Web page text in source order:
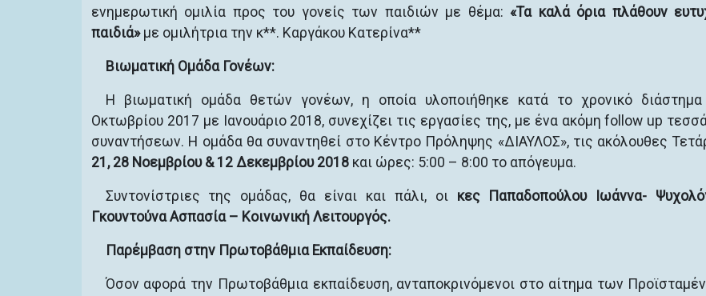
ενημερωτική ομιλία προς του γονείς των παιδιών με θέμα:«Τα καλά όρια πλάθουν
παιδιά»με ομιλήτρια την κ**. Καργάκου Κατερίνα**
Βιωματική Ομάδα Γονέων:
Η βιωματική ομάδα θετών γονέων, η οποία υλοποιήθηκε κατά το χρονικό διάστημα
Οκτωβρίου 2017 με Ιανουάριο 2018, συνεχίζει τις εργασίες της, με ένα ακόμη follow up
συναντήσεων. Η ομάδα θα συναντηθεί στο Κέντρο Πρόληψης «ΔΙΑΥΛΟΣ», τις ακόλουθες
21, 28 Νοεμβρίου & 12 Δεκεμβρίου 2018 και ώρες: 5:00 – 8:00 το απόγευμα.
Συντονίστριες της ομάδας, θα είναι και πάλι, οι κες Παπαδοπούλου Ιωάννα-
Γκουντούνα Ασπασία – Κοινωνική Λειτουργός.
Παρέμβαση στην Πρωτοβάθμια Εκπαίδευση:
Όσον αφορά την Πρωτοβάθμια εκπαίδευση, ανταποκρινόμενοι στο αίτημα των